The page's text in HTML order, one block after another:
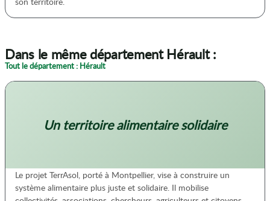
Dans le même département Hérault :
Tout le département : Hérault
Un territoire alimentaire solidaire
Le projet TerrAsol, porté à Montpellier, vise à construire un
système alimentaire plus juste et solidaire. Il mobilise